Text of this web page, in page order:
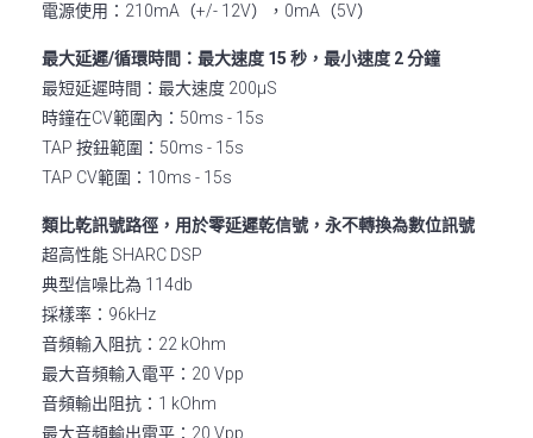
電源使用：210mA（+/- 12V），0mA（5V）
最大延遲/循環時間：最大速度 15 秒，最小速度 2 分鐘
最短延遲時間：最大速度 200μS
時鐘在CV範圍內：50ms - 15s
TAP 按鈕範圍：50ms - 15s
TAP CV範圍：10ms - 15s
類比乾訊號路徑，用於零延遲乾信號，永不轉換為數位訊號
超高性能 SHARC DSP
典型信噪比為 114db
採樣率：96kHz
音頻輸入阻抗：22 kOhm
最大音頻輸入電平：20 Vpp
音頻輸出阻抗：1 kOhm
最大音頻輸出電平：20 Vpp